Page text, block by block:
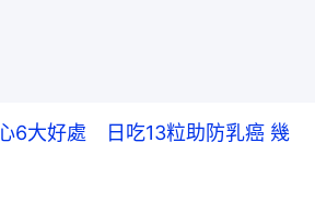
6大好處　日吃13粒助防乳癌 幾